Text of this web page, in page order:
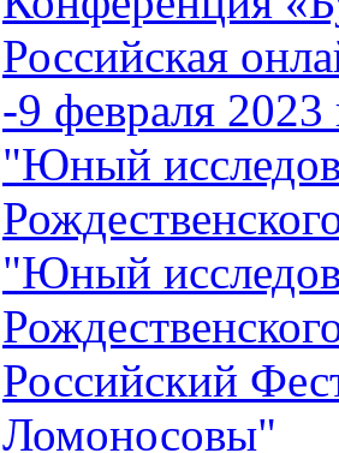
Российская
-9 февраля 2023
"Юный
"Юный
Российский
Ломоносовы"